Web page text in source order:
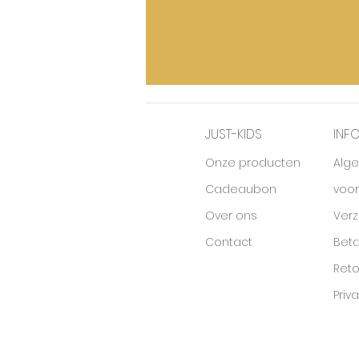
JUST-KIDS
Onze producten
Cadeaubon
Over ons
Contact